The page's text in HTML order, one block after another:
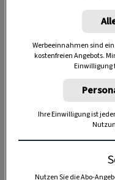
Werbeeinnahmen sind
kostenfreien Angebots.
Einwilligung
Ihre Einwilligung ist
Nutzen Sie die Abo-